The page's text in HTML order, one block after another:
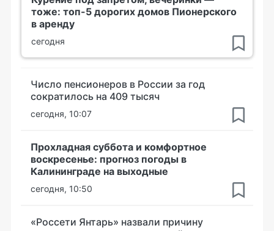
тоже: топ-5 дорогих домов Пионерского
в аренду
сегодня
Число пенсионеров в России за год
сократилось на 409 тысяч
сегодня, 10:07
Прохладная суббота и комфортное
воскресенье: прогноз погоды в
Калининграде на выходные
сегодня, 10:50
«Россети Янтарь» назвали причину